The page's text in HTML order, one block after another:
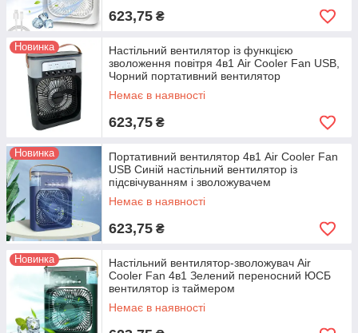
623,75 ₴
Новинка
Настільний вентилятор із функцією
зволоження повітря 4в1 Air Cooler Fan USB,
Чорний портативний вентилятор
Немає в наявності
623,75 ₴
Новинка
Портативний вентилятор 4в1 Air Cooler Fan
USB Синій настільний вентилятор із
підсвічуванням і зволожувачем
Немає в наявності
623,75 ₴
Новинка
Настільний вентилятор-зволожувач Air
Cooler Fan 4в1 Зелений переносний ЮСБ
вентилятор із таймером
Немає в наявності